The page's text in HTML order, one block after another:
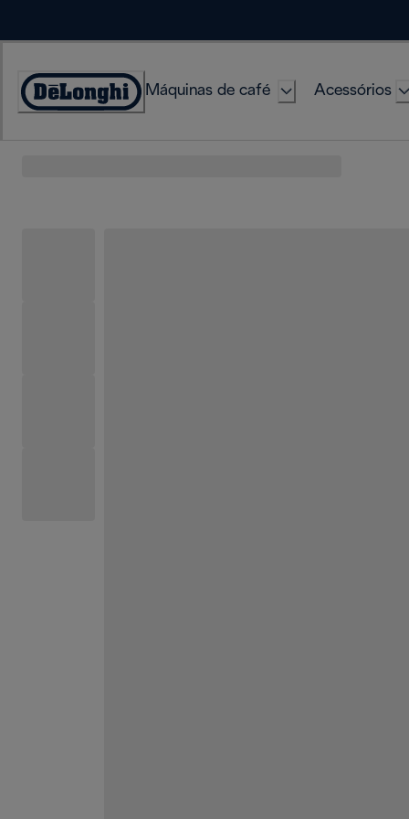
Accessibility
Máquinas de café Acessórios